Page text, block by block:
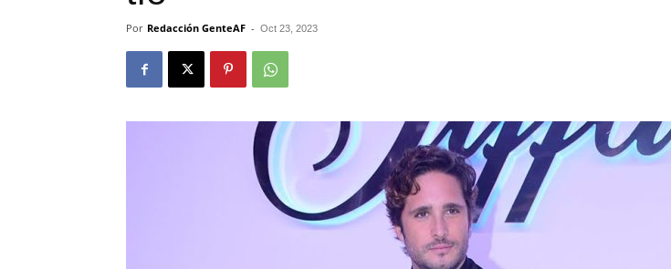
Por Redacción GenteAF - Oct 23, 2023